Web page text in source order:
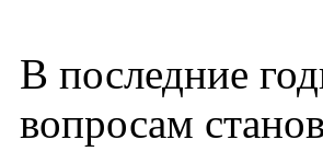
В последние
вопросам